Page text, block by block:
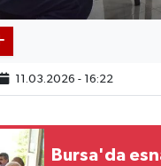
11.03.2026 - 16:22
Bursa'da